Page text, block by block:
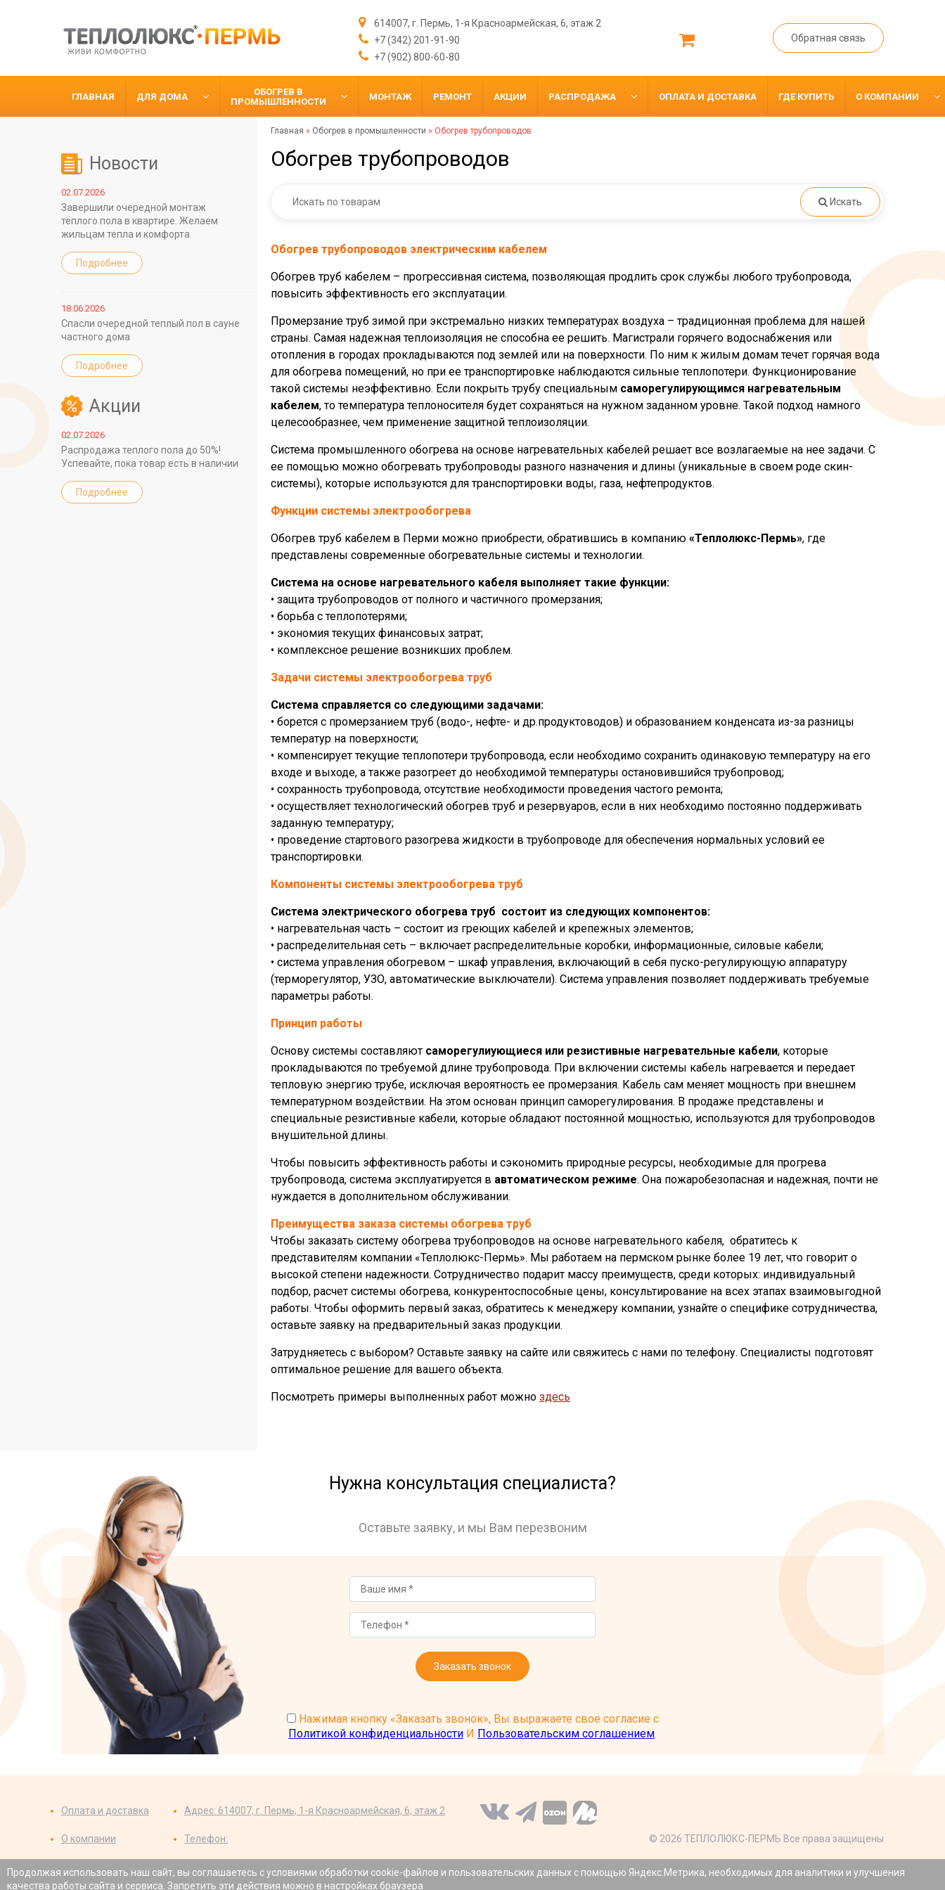
614007, г. Пермь, 1-я Красноармейская, 6, этаж 2
+7 (342) 201-91-90
+7 (902) 800-60-80
Обратная связь
ГЛАВНАЯ ДЛЯ ДОМА
ОБОГРЕВ В
ПРОМЫШЛЕННОСТИ
МОНТАЖ РЕМОНТ АКЦИИ РАСПРОДАЖА ОПЛАТА И ДОСТАВКА ГДЕ КУПИТЬ О КОМПАНИИ
Новости
02.07.2026
Завершили очередной монтаж
тёплого пола в квартире. Желаем
жильцам тепла и комфорта
Подробнее
18.06.2026
Спасли очередной теплый пол в сауне
частного дома
Подробнее
Акции
02.07.2026
Распродажа теплого пола до 50%!
Успевайте, пока товар есть в наличии
Подробнее
Главная » Обогрев в промышленности » Обогрев трубопроводов
Обогрев трубопроводов
Искать
Обогрев трубопроводов электрическим кабелем
Обогрев труб кабелем – прогрессивная система, позволяющая продлить срок службы любого трубопровода,
повысить эффективность его эксплуатации.
Промерзание труб зимой при экстремально низких температурах воздуха – традиционная проблема для нашей
страны. Самая надежная теплоизоляция не способна ее решить. Магистрали горячего водоснабжения или
отопления в городах прокладываются под землей или на поверхности. По ним к жилым домам течет горячая вода
для обогрева помещений, но при ее транспортировке наблюдаются сильные теплопотери. Функционирование
такой системы неэффективно. Если покрыть трубу специальным саморегулирующимся нагревательным
кабелем, то температура теплоносителя будет сохраняться на нужном заданном уровне. Такой подход намного
целесообразнее, чем применение защитной теплоизоляции.
Система промышленного обогрева на основе нагревательных кабелей решает все возлагаемые на нее задачи. С
ее помощью можно обогревать трубопроводы разного назначения и длины (уникальные в своем роде скин-
системы), которые используются для транспортировки воды, газа, нефтепродуктов.
Функции системы электрообогрева
Обогрев труб кабелем в Перми можно приобрести, обратившись в компанию «Теплолюкс-Пермь», где
представлены современные обогревательные системы и технологии.
Система на основе нагревательного кабеля выполняет такие функции:
• защита трубопроводов от полного и частичного промерзания;
• борьба с теплопотерями;
• экономия текущих финансовых затрат;
• комплексное решение возникших проблем.
Задачи системы электрообогрева труб
Система справляется со следующими задачами:
• борется с промерзанием труб (водо-, нефте- и др.продуктоводов) и образованием конденсата из-за разницы
температур на поверхности;
• компенсирует текущие теплопотери трубопровода, если необходимо сохранить одинаковую температуру на его
входе и выходе, а также разогреет до необходимой температуры остановившийся трубопровод;
• сохранность трубопровода, отсутствие необходимости проведения частого ремонта;
• осуществляет технологический обогрев труб и резервуаров, если в них необходимо постоянно поддерживать
заданную температуру;
• проведение стартового разогрева жидкости в трубопроводе для обеспечения нормальных условий ее
транспортировки.
Компоненты системы электрообогрева труб
Система электрического обогрева труб состоит из следующих компонентов:
• нагревательная часть – состоит из греющих кабелей и крепежных элементов;
• распределительная сеть – включает распределительные коробки, информационные, силовые кабели;
• система управления обогревом – шкаф управления, включающий в себя пуско-регулирующую аппаратуру
(терморегулятор, УЗО, автоматические выключатели). Система управления позволяет поддерживать требуемые
параметры работы.
Принцип работы
Основу системы составляют саморегулиующиеся или резистивные нагревательные кабели, которые
прокладываются по требуемой длине трубопровода. При включении системы кабель нагревается и передает
тепловую энергию трубе, исключая вероятность ее промерзания. Кабель сам меняет мощность при внешнем
температурном воздействии. На этом основан принцип саморегулирования. В продаже представлены и
специальные резистивные кабели, которые обладают постоянной мощностью, используются для трубопроводов
внушительной длины.
Чтобы повысить эффективность работы и сэкономить природные ресурсы, необходимые для прогрева
трубопровода, система эксплуатируется в автоматическом режиме. Она пожаробезопасная и надежная, почти не
нуждается в дополнительном обслуживании.
Преимущества заказа системы обогрева труб
Чтобы заказать систему обогрева трубопроводов на основе нагревательного кабеля, обратитесь к
представителям компании «Теплолюкс-Пермь». Мы работаем на пермском рынке более 19 лет, что говорит о
высокой степени надежности. Сотрудничество подарит массу преимуществ, среди которых: индивидуальный
подбор, расчет системы обогрева, конкурентоспособные цены, консультирование на всех этапах взаимовыгодной
работы. Чтобы оформить первый заказ, обратитесь к менеджеру компании, узнайте о специфике сотрудничества,
оставьте заявку на предварительный заказ продукции.
Затрудняетесь с выбором? Оставьте заявку на сайте или свяжитесь с нами по телефону. Специалисты подготовят
оптимальное решение для вашего объекта.
Посмотреть примеры выполненных работ можно здесь
Нужна консультация специалиста?
Оставьте заявку, и мы Вам перезвоним
Заказать звонок
Нажимая кнопку «Заказать звонок», Вы выражаете свое согласие с
Политикой конфиденциальности И Пользовательским соглашением.
Оплата и доставка
О компании
Адрес: 614007, г. Пермь, 1-я Красноармейская, 6, этаж 2
Телефон: © 2026 ТЕПЛОЛЮКС-ПЕРМЬ Все права защищены
Разработка сайтов: Агентство Интернет Коммуникаций
Все содержащиеся на данном сайте сведения носят исключительно информационный характер и не являются публичной офертой, определяемой положениями статьи 437 Гражданского кодекса
Продолжая использовать наш сайт, вы соглашаетесь с условиями обработки cookie-файлов и пользовательских данных с помощью Яндекс.Метрика, необходимых для аналитики и улучшения
качества работы сайта и сервиса. Запретить эти действия можно в настройках браузера